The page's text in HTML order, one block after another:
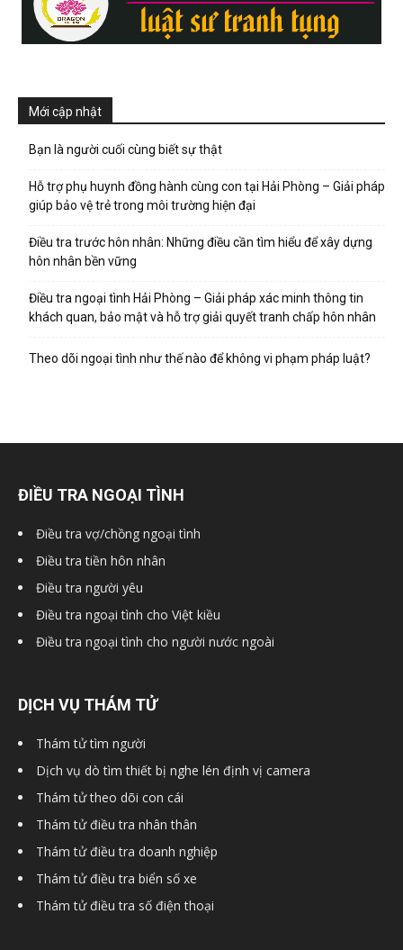
Mới cập nhật
Bạn là người cuối cùng biết sự thật
Hỗ trợ phụ huynh đồng hành cùng con tại Hải Phòng – Giải pháp
giúp bảo vệ trẻ trong môi trường hiện đại
Điều tra trước hôn nhân: Những điều cần tìm hiểu để xây dựng
hôn nhân bền vững
Điều tra ngoại tình Hải Phòng – Giải pháp xác minh thông tin
khách quan, bảo mật và hỗ trợ giải quyết tranh chấp hôn nhân
Theo dõi ngoại tình như thế nào để không vi phạm pháp luật?
ĐIỀU TRA NGOẠI TÌNH
Điều tra vợ/chồng ngoại tình
Điều tra tiền hôn nhân
Điều tra người yêu
Điều tra ngoại tình cho Việt kiều
Điều tra ngoại tình cho người nước ngoài
DỊCH VỤ THÁM TỬ
Thám tử tìm người
Dịch vụ dò tìm thiết bị nghe lén định vị camera
Thám tử theo dõi con cái
Thám tử điều tra nhân thân
Thám tử điều tra doanh nghiệp
Thám tử điều tra biển số xe
Thám tử điều tra số điện thoại